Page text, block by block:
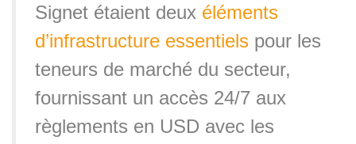
Signet étaient deux éléments
d’infrastructure essentiels pour les
teneurs de marché du secteur,
fournissant un accès 24/7 aux
règlements en USD avec les